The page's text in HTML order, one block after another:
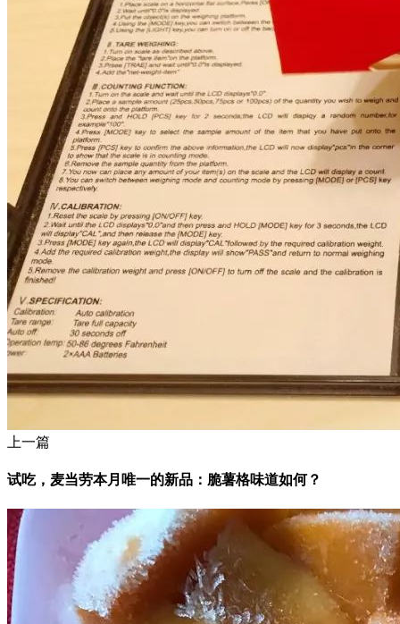
上一篇
试吃，麦当劳本月唯一的新品：脆薯格味道如何？